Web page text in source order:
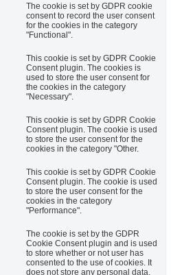
The cookie is set by GDPR cookie
consent to record the user consent
for the cookies in the category
"Functional".
This cookie is set by GDPR Cookie
Consent plugin. The cookies is
used to store the user consent for
the cookies in the category
"Necessary".
This cookie is set by GDPR Cookie
Consent plugin. The cookie is used
to store the user consent for the
cookies in the category "Other.
This cookie is set by GDPR Cookie
Consent plugin. The cookie is used
to store the user consent for the
cookies in the category
"Performance".
The cookie is set by the GDPR
Cookie Consent plugin and is used
to store whether or not user has
consented to the use of cookies. It
does not store any personal data.